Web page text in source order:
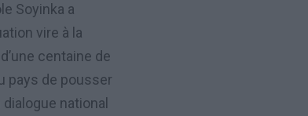
Soyinka a
vire à la
centaine de
pays de pousser
national